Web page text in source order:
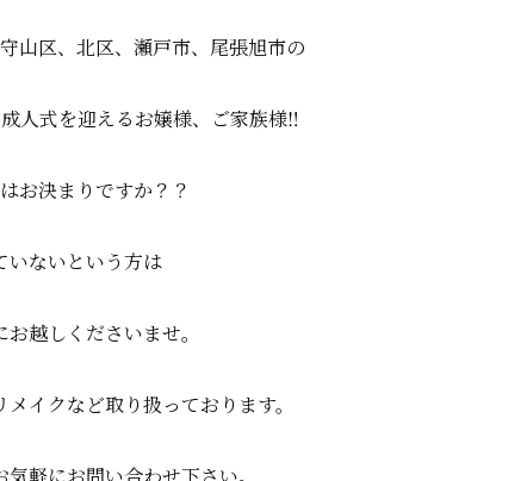
山区、北区、瀬戸市、尾張旭市の
人式を迎えるお嬢様、ご家族様‼
お決まりですか？？
いないという方は
越しくださいませ。
イクなど取り扱っております。